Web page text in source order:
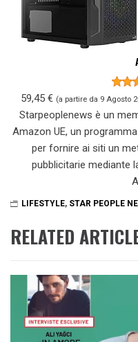
59,45 € (a partire da 9 Agosto
Starpeoplenews è un
Amazon UE, un
per fornire ai siti un
pubblicitarie mediante
LIFESTYLE, STAR PEOPLE
RELATED